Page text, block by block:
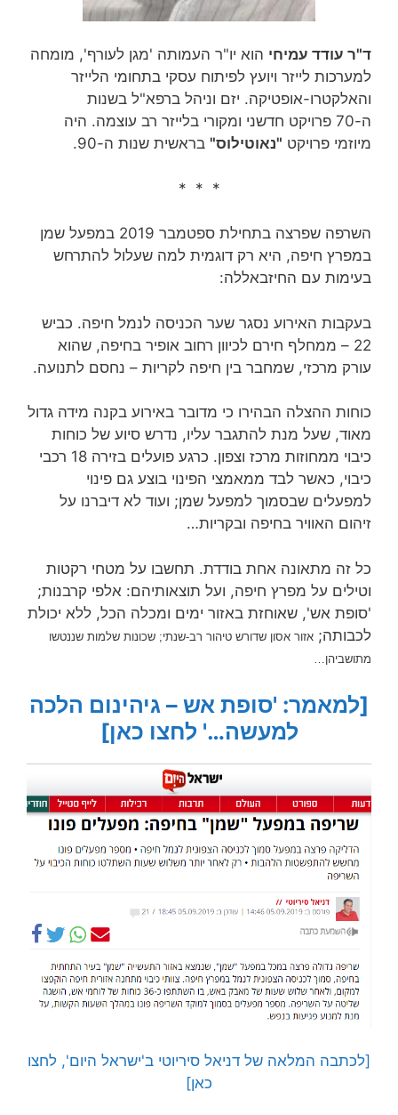
ד"ר עודד עמיחי הוא יו"ר העמותה 'מגן לעורף', מומחה
למערכות לייזר ויועץ לפיתוח עסקי בתחומי הלייזר
והאלקטרו-אופטיקה. יזם וניהל ברפא"ל בשנות
ה-70 פרויקט חדשני ומקורי בלייזר רב עוצמה. היה
מיוזמי פרויקט "נאוטילוס" בראשית שנות ה-90.
* * *
השרפה שפרצה בתחילת ספטמבר 2019 במפעל שמן
במפרץ חיפה, היא רק דוגמית למה שעלול להתרחש
בעימות עם החיזבאללה:
בעקבות האירוע נסגר שער הכניסה לנמל חיפה. כביש
22 – ממחלף חירם לכיוון רחוב אופיר בחיפה, שהוא
עורק מרכזי, שמחבר בין חיפה לקריות – נחסם לתנועה.
כוחות ההצלה הבהירו כי מדובר באירוע בקנה מידה גדול
מאוד, שעל מנת להתגבר עליו, נדרש סיוע של כוחות
כיבוי ממחוזות מרכז וצפון. כרגע פועלים בזירה 18 רכבי
כיבוי, כאשר לבד ממאמצי הפינוי בוצע גם פינוי
למפעלים שבסמוך למפעל שמן; ועוד לא דיברנו על
זיהום האוויר בחיפה ובקריות…
כל זה מתאונה אחת בודדת. תחשבו על מטחי רקטות
וטילים על מפרץ חיפה, ועל תוצאותיהם: אלפי קרבנות;
'סופת אש', שאוחזת באזור ימים ומכלה הכל, ללא יכולת
לכבותה; אזור אסון שדורש טיהור רב-שנתי; שכונות שלמות שננטשו
מתושביהן…
[למאמר: 'סופת אש – גיהינום הלכה
למעשה…' לחצו כאן]
[לכתבה המלאה של דניאל סיריוטי ב'ישראל היום', לחצו
כאן]